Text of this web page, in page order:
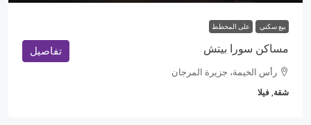
بيع سكني على المخطط
مساكن سورا بيتش
رأس الخيمة، جزيرة المرجان
شقة, فيلا
تفاصيل